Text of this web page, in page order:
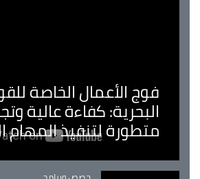
فوج الأعمال الخاصة
البحرية: كفاءة عالية
متطورة لتنفيذ المهام